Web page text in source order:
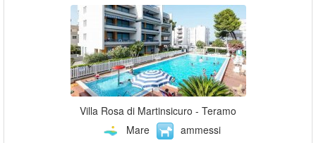
Villa Rosa di Martinsicuro - Teramo
Mare
ammessi